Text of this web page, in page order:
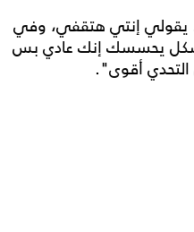
يقولي إنتي هتقفي، وفي
يحسسك إنك عادي بس
التحدي أقوى".